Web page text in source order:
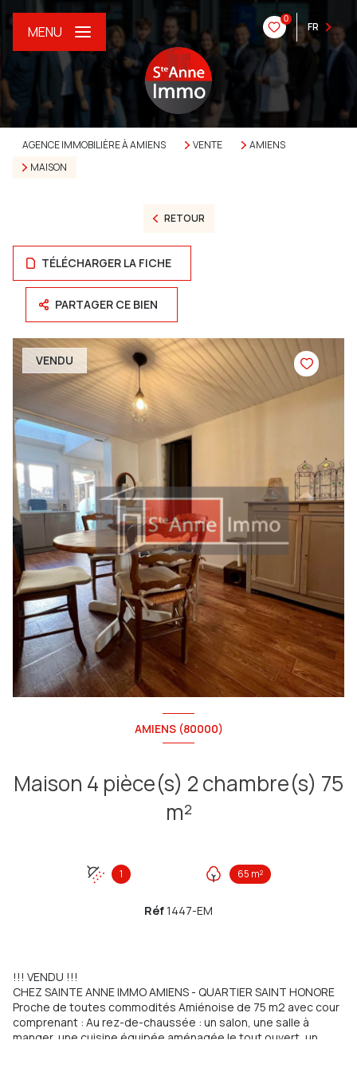
0
FR
MENU
AGENCE IMMOBILIÈRE À AMIENS VENTE
AMIENS
MAISON
RETOUR
TÉLÉCHARGER LA FICHE
PARTAGER CE BIEN
VENDU
AMIENS (80000)
Maison 4 pièce(s) 2 chambre(s) 75
m²
1 65 m²
Réf1447-EM
!!! VENDU !!!
CHEZ SAINTE ANNE IMMO AMIENS - QUARTIER SAINT HONORE
Proche de toutes commodités Amiénoise de 75 m2 avec cour
comprenant : Au rez-de-chaussée : un salon, une salle à
manger, une cuisine équipée aménagée le tout ouvert, un